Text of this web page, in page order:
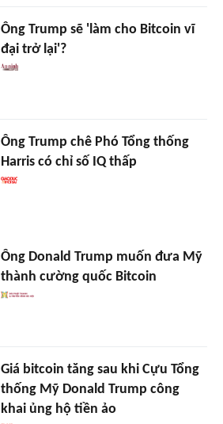
Ông Trump sẽ 'làm cho Bitcoin vĩ
đại trở lại'?
Ông Trump chê Phó Tổng thống
Harris có chỉ số IQ thấp
Ông Donald Trump muốn đưa Mỹ
thành cường quốc Bitcoin
Giá bitcoin tăng sau khi Cựu Tổng
thống Mỹ Donald Trump công
khai ủng hộ tiền ảo